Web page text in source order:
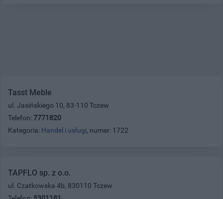
Tasst Meble
ul. Jasińskiego 10, 83-110 Tczew
Telefon: 7771820
Kategoria: Handel i usługi, numer: 1722
TAPFLO sp. z o.o.
ul. Czatkowska 4b, 830110 Tczew